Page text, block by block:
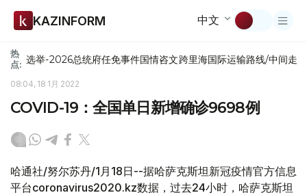
KAZINFORM 中文
热
点: 选举-2026总统府任免事件国情咨文跨里海国际运输路线/中间走廊
08:04, 18 1月 2022
COVID-19：全国单日新增确诊9698例
哈通社/努尔苏丹/1月18日--据哈萨克斯坦新冠疫情官方信息
平台coronavirus2020.kz数据，过去24小时，哈萨克斯坦